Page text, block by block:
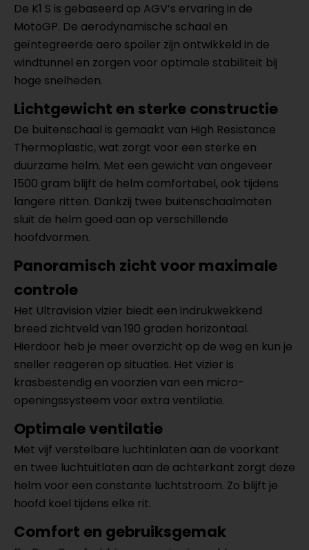
De K1 S is gebaseerd op AGV’s ervaring in de
MotoGP. De aerodynamische schaal en
geïntegreerde aero spoiler zijn ontwikkeld in de
windtunnel en zorgen voor optimale stabiliteit bij
hoge snelheden.
Lichtgewicht en sterke constructie
De buitenschaal is gemaakt van High Resistance
Thermoplastic, wat zorgt voor een sterke en
duurzame helm. Met een gewicht van ongeveer
1500 gram blijft de helm comfortabel, ook tijdens
langere ritten. Dankzij twee buitenschaalmaten
sluit de helm goed aan op verschillende
hoofdvormen.
Panoramisch zicht voor maximale
controle
Het Ultravision vizier biedt een indrukwekkend
breed zichtveld van 190 graden horizontaal.
Hierdoor heb je meer overzicht op de weg en kun je
sneller reageren op situaties. Het vizier is
krasbestendig en voorzien van een micro-
openingssysteem voor extra ventilatie.
Optimale ventilatie
Met vijf verstelbare luchtinlaten aan de voorkant
en twee luchtuitlaten aan de achterkant zorgt deze
helm voor een constante luchtstroom. Zo blijft je
hoofd koel tijdens elke rit.
Comfort en gebruiksgemak